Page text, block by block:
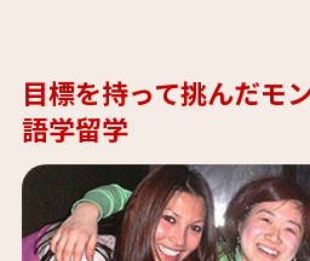
目標を持って挑んだモ
語学留学